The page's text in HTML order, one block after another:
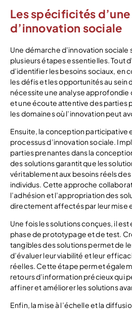
Les spécificités
d’innovation sociale
Une démarche d’innovation sociale
plusieurs étapes essentielles. Tout
d’identifier les besoins sociaux, en
les défis et les opportunités au sein
nécessite une analyse
et une écoute attentive des parties
les domaines où l’innovation peut
Ensuite, la conception participative
processus d’innovation sociale.
parties prenantes dans la
des solutions garantit que les
véritablement aux besoins réels
individus. Cette approche
l’adhésion et l’appropriation des
directement affectés par leur mise
Une fois les solutions conçues, il est
phase de prototypage et de test.
tangibles des solutions permet de
d’évaluer leur viabilité et leur
réelles. Cette étape permet
retours d’information précieux qui
affiner et améliorer les solutions
Enfin, la mise à l’échelle et la